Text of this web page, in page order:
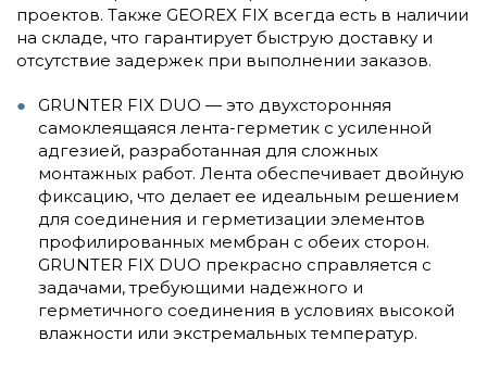
проектов. Также GEOREX FIX всегда есть в наличии
на складе, что гарантирует быструю доставку и
отсутствие задержек при выполнении заказов.
GRUNTER FIX DUO — это двухсторонняя
самоклеящаяся лента-герметик с усиленной
адгезией, разработанная для сложных
монтажных работ. Лента обеспечивает двойную
фиксацию, что делает ее идеальным решением
для соединения и герметизации элементов
профилированных мембран с обеих сторон.
GRUNTER FIX DUO прекрасно справляется с
задачами, требующими надежного и
герметичного соединения в условиях высокой
влажности или экстремальных температур.